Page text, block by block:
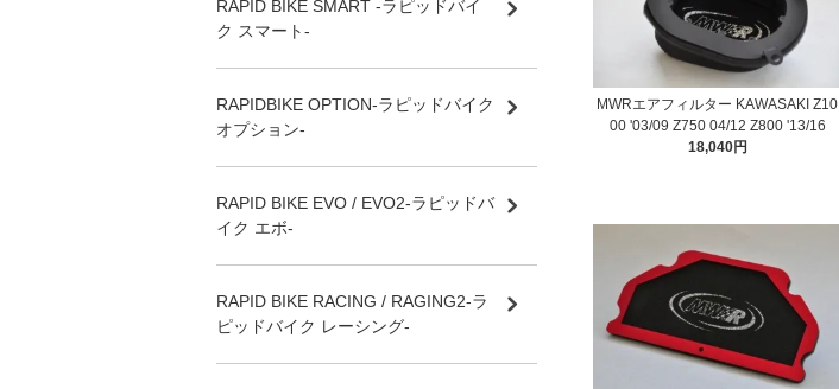
MWRエアフィルター KAWASAKI Z10
00 '03/09 Z750 04/12 Z800 '13/16
18,040円
RAPID BIKE SMART -ラピッドバイ
ク スマート-
RAPIDBIKE OPTION-ラピッドバイク
オプション-
RAPID BIKE EVO / EVO2-ラピッドバ
イク エボ-
RAPID BIKE RACING / RAGING2-ラ
ピッドバイク レーシング-